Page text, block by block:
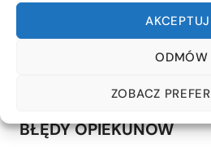
ODMÓW
ZOBACZ
zakończeniu zadań.
DLACZEGO PIES NADAL
ODPOCZĄĆ? OBJAWY
BŁĘDY OPIEKUNÓW